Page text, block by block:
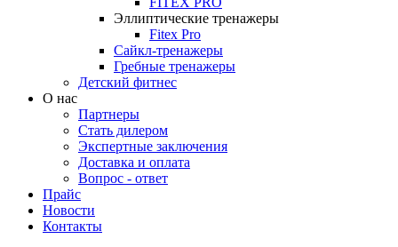
Эллиптические тренажеры
Fitex Pro
Сайкл-тренажеры
Гребные тренажеры
Детский фитнес
О нас
Партнеры
Стать дилером
Экспертные заключения
Доставка и оплата
Вопрос - ответ
Прайс
Новости
Контакты